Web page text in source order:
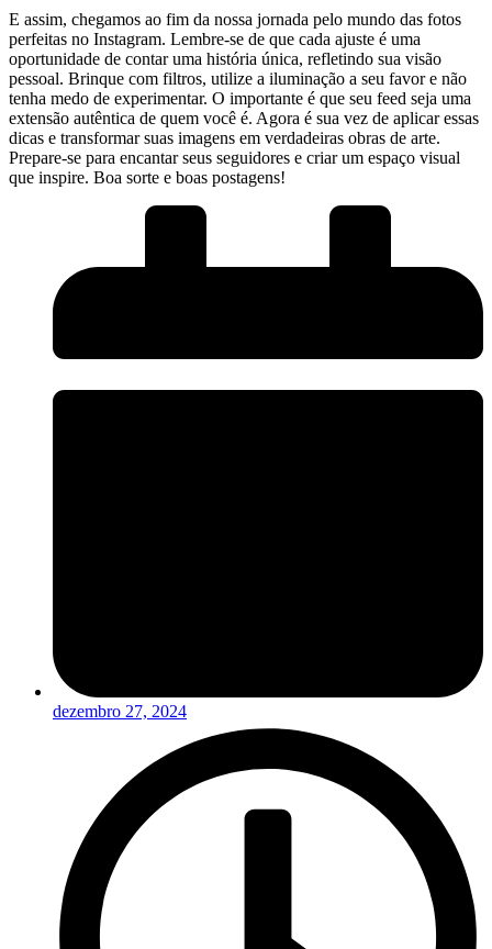
E assim, chegamos ao fim da⁣ nossa ⁤jornada pelo mundo das fotos
‍perfeitas no Instagram.⁤ Lembre-se de‌ que cada ajuste é uma
oportunidade de ⁢contar uma história única, refletindo sua visão
pessoal. Brinque com filtros, utilize a⁤ iluminação a‌ seu favor e não
tenha medo ‍de experimentar. ‌O importante é que seu feed ⁣seja‌ uma
extensão autêntica de quem você⁤ é. ‌Agora é sua vez de aplicar essas
dicas e transformar suas imagens em verdadeiras obras de arte.
Prepare-se para encantar seus seguidores e criar um ⁢espaço visual‌
que inspire. Boa sorte e boas postagens!
dezembro 27, 2024